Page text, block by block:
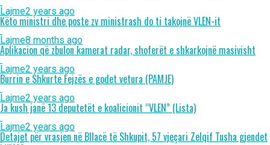
Lajme2 years ago
Këto ministri dhe poste zv ministrash do ti takojnë VLEN-it
Lajme8 months ago
Aplikacion që zbulon kamerat radar, shoferët e shkarkojnë masivisht
Lajme2 years ago
Burrin e Shkurte Fejzës e godet vetura (PAMJE)
Lajme2 years ago
Ja kush janë 13 deputetët e koalicionit “VLEN” (Lista)
Lajme2 years ago
Detajet për vrasjen në Bllacë të Shkupit, 57 vjeçari Zelqif Tusha gjendet